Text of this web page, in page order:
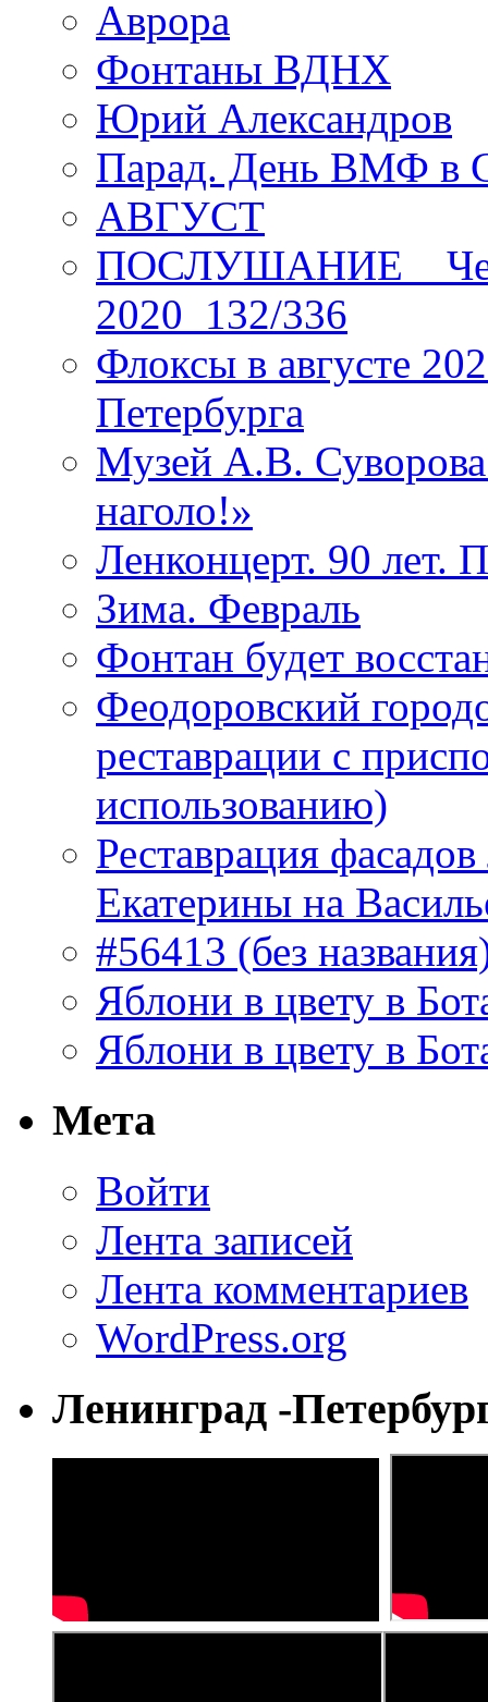
Аврора
Фонтаны ВДНХ
Юрий Александров
Парад. День ВМФ в
АВГУСТ
ПОСЛУШАНИЕ _
2020_132/336
Флоксы в августе
Петербурга
Музей А.В.
наголо!»
Ленконцерт. 90 лет.
Зима. Февраль
Фонтан будет
Феодоровский
реставрации с
использованию)
Реставрация
Екатерины на
#56413 (без
Яблони в цвету в
Яблони в цвету в
Мета
Войти
Лента записей
Лента комментариев
WordPress.org
Ленинград -